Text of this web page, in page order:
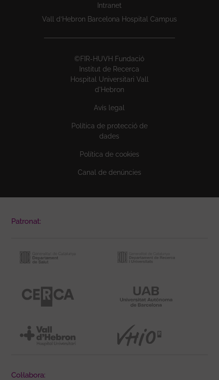
Intranet
Vall d’Hebron Barcelona Hospital Campus
©FIR-HUVH Fundació
Institut de Recerca
Hospital Universitari Vall
d'Hebron
Avís legal
Política de protecció de
dades
Política de cookies
Canal de denúncies
Patronat:
Col·labora: